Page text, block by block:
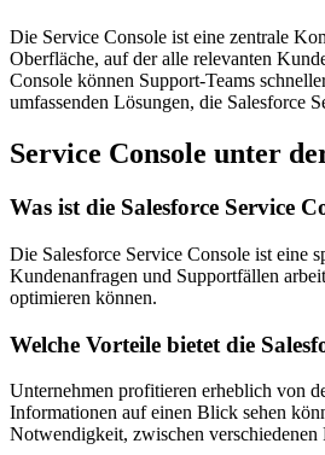
Die Service Console ist eine zentrale
Oberfläche, auf der alle relevanten
Console können Support-Teams
umfassenden Lösungen, die Salesforce
Service Console unter
Was ist die Salesforce Service
Die Salesforce Service Console ist eine
Kundenanfragen und Supportfällen
optimieren können.
Welche Vorteile bietet die
Unternehmen profitieren erheblich von
Informationen auf einen Blick sehen
Notwendigkeit, zwischen